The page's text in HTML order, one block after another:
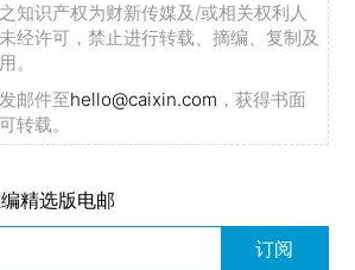
知识产权为财新传媒及/或相关权利人
经许可，禁止进行转载、摘编、复制及
。
邮件至hello@caixin.com ，获得书面
转载。
精选版电邮
订阅